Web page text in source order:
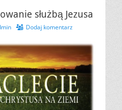
służbą Jezusa
Dodaj komentarz